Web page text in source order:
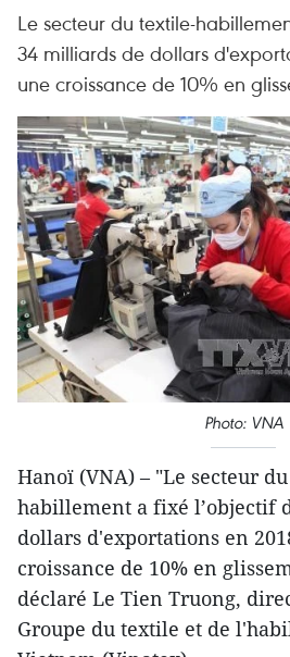
Le secteur du textile-
34 milliards de dollars
une croissance de 10% en
Photo: VNA
Hanoï (VNA) – "Le secteur
habillement a fixé l’objectif
dollars d'exportations en
croissance de 10% en
déclaré Le Tien Truong,
Groupe du textile et de